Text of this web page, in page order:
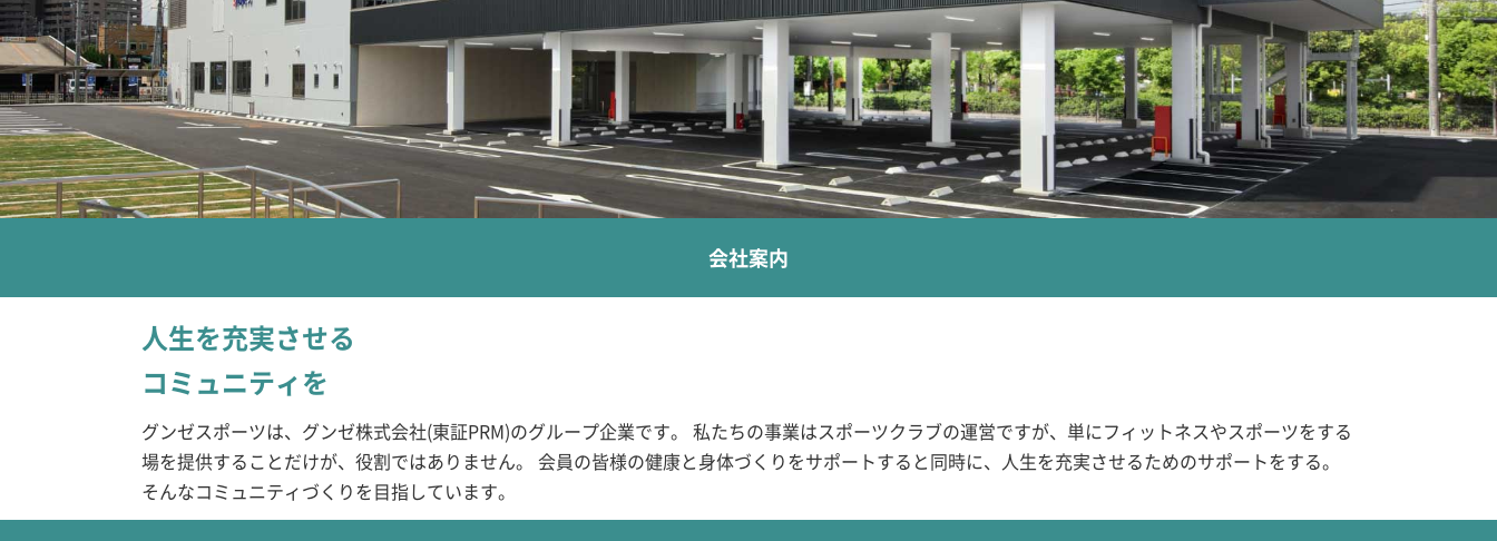
会社案内
人生を充実させる
コミュニティを
グンゼスポーツは、グンゼ株式会社(東証PRM)のグループ企業です。 私たちの事業はスポーツクラブの運営ですが、単にフィットネスやスポーツをする
場を提供することだけが、役割ではありません。 会員の皆様の健康と身体づくりをサポートすると同時に、人生を充実させるためのサポートをする。
そんなコミュニティづくりを目指しています。